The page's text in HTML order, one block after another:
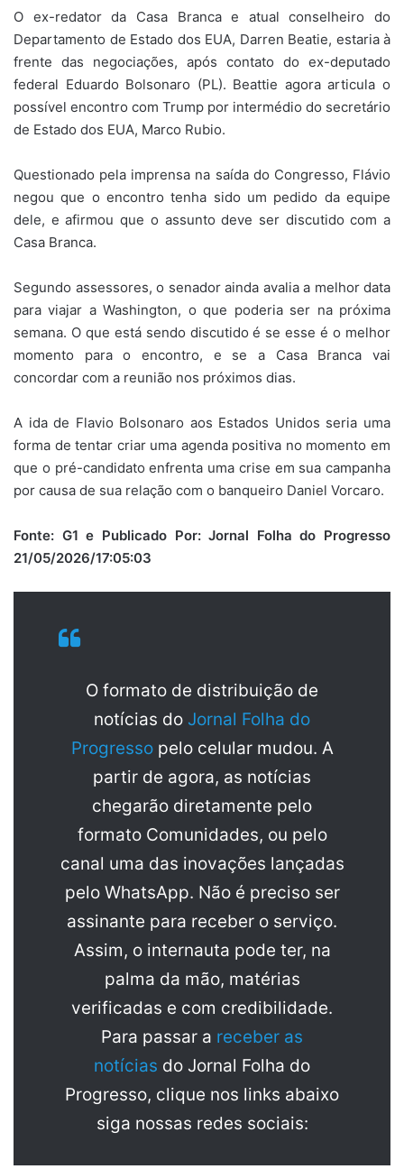
O ex-redator da Casa Branca e atual conselheiro do
Departamento de Estado dos EUA, Darren Beatie, estaria à
frente das negociações, após contato do ex-deputado
federal Eduardo Bolsonaro (PL). Beattie agora articula o
possível encontro com Trump por intermédio do secretário
de Estado dos EUA, Marco Rubio.
Questionado pela imprensa na saída do Congresso, Flávio
negou que o encontro tenha sido um pedido da equipe
dele, e afirmou que o assunto deve ser discutido com a
Casa Branca.
Segundo assessores, o senador ainda avalia a melhor data
para viajar a Washington, o que poderia ser na próxima
semana. O que está sendo discutido é se esse é o melhor
momento para o encontro, e se a Casa Branca vai
concordar com a reunião nos próximos dias.
A ida de Flavio Bolsonaro aos Estados Unidos seria uma
forma de tentar criar uma agenda positiva no momento em
que o pré-candidato enfrenta uma crise em sua campanha
por causa de sua relação com o banqueiro Daniel Vorcaro.
Fonte: G1 e Publicado Por: Jornal Folha do Progresso
21/05/2026/17:05:03
O formato de distribuição de
notícias do Jornal Folha do
Progresso pelo celular mudou. A
partir de agora, as notícias
chegarão diretamente pelo
formato Comunidades, ou pelo
canal uma das inovações lançadas
pelo WhatsApp. Não é preciso ser
assinante para receber o serviço.
Assim, o internauta pode ter, na
palma da mão, matérias
verificadas e com credibilidade.
Para passar a receber as
notícias do Jornal Folha do
Progresso, clique nos links abaixo
siga nossas redes sociais: